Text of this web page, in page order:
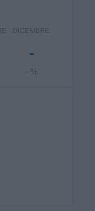
DICEMBRE
-
- %